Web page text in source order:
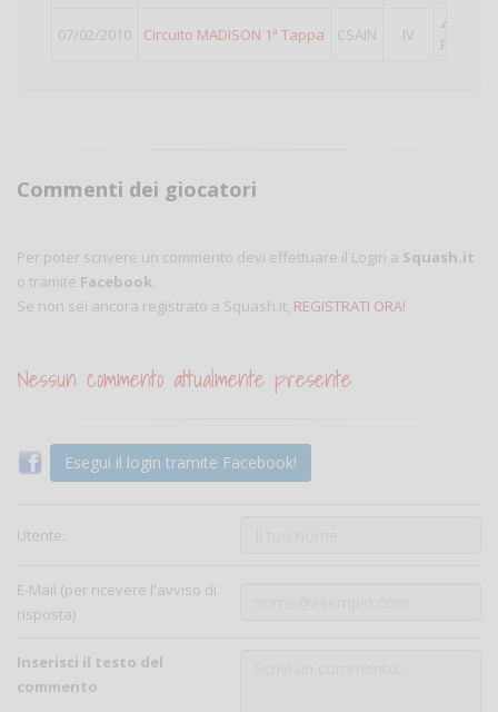
07/02/2010 Circuito MADISON 1ª Tappa CSAIN IV 43°
Punti
Commenti dei giocatori
Per poter scrivere un commento devi effettuare il Login a Squash.it
o tramite Facebook.
Se non sei ancora registrato a Squash.it, REGISTRATI ORA!
Nessun commento attualmente presente
Esegui il login tramite Facebook!
Utente:
E-Mail (per ricevere l'avviso di
risposta)
Inserisci il testo del
commento